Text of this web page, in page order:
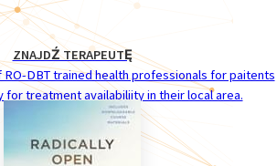
ZNAJDŹ TERAPEUTĘ
DBT trained health professionals for paitents
treatment availabiliity in their local area.